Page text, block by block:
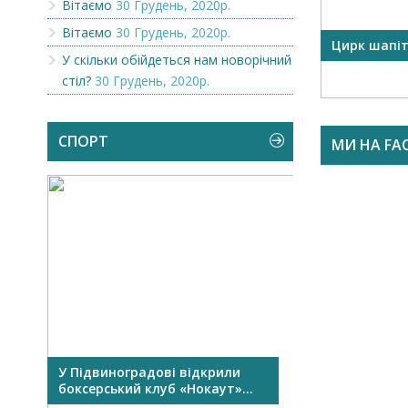
Вітаємо 30 Грудень, 2020р.
Вітаємо 30 Грудень, 2020р.
У скільки обійдеться нам новорічний
стіл? 30 Грудень, 2020р.
СПОРТ
У Підвиноградові відкрили
боксерський клуб «Нокаут»...
Викупимо бруньки чорної
смородини...
Цирк
МИ НА